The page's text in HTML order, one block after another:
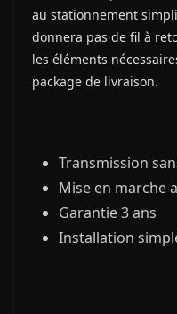
au stationnement
donnera pas de fil à
les éléments
package de livraison.
Transmission
Mise en marche
Garantie 3 ans
Installation